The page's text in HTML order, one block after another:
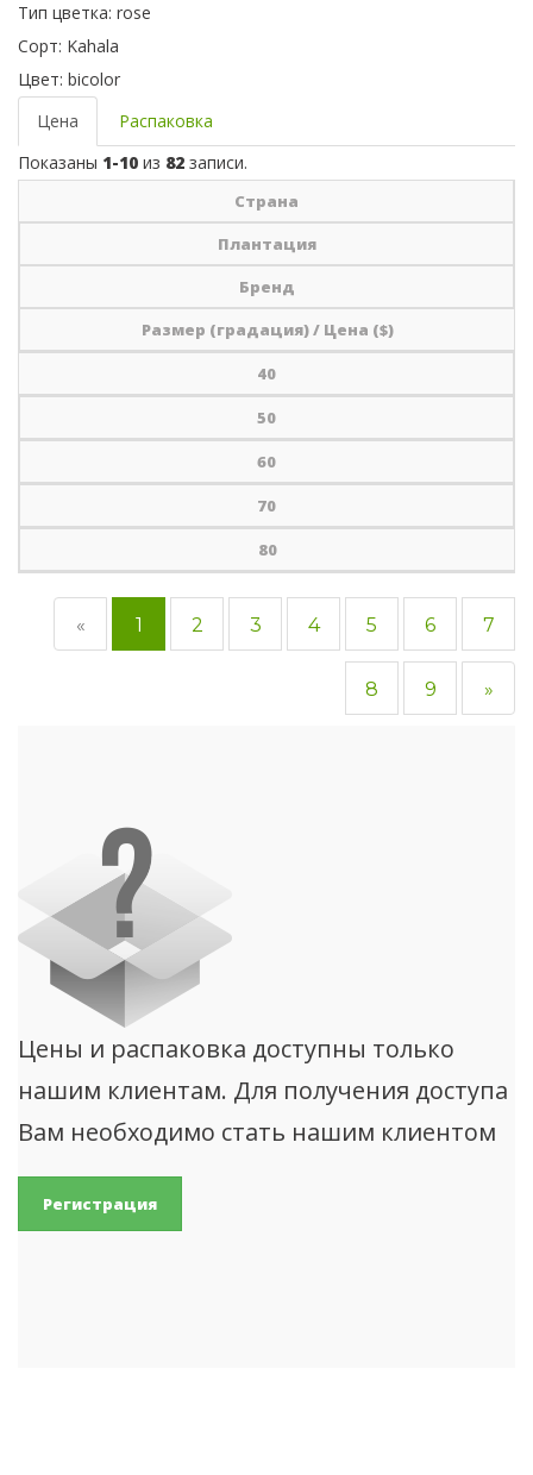
Тип цветка: rose
Сорт: Kahala
Цвет: bicolor
Цена
Распаковка
Показаны 1-10 из 82 записи.
Страна
Плантация
Бренд
Размер (градация) / Цена ($)
40
50
60
70
80
« 1 2 3 4 5 6 7
8 9 »
Цены и распаковка доступны только
нашим клиентам. Для получения доступа
Вам необходимо стать нашим клиентом
Регистрация